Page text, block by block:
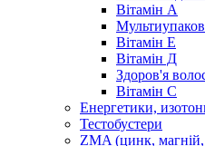
Вітамін А
Вітамін Е
Вітамін Д
Здоров'я
Вітамін С
Енергетики,
Тестобустери
ZMA (цинк,